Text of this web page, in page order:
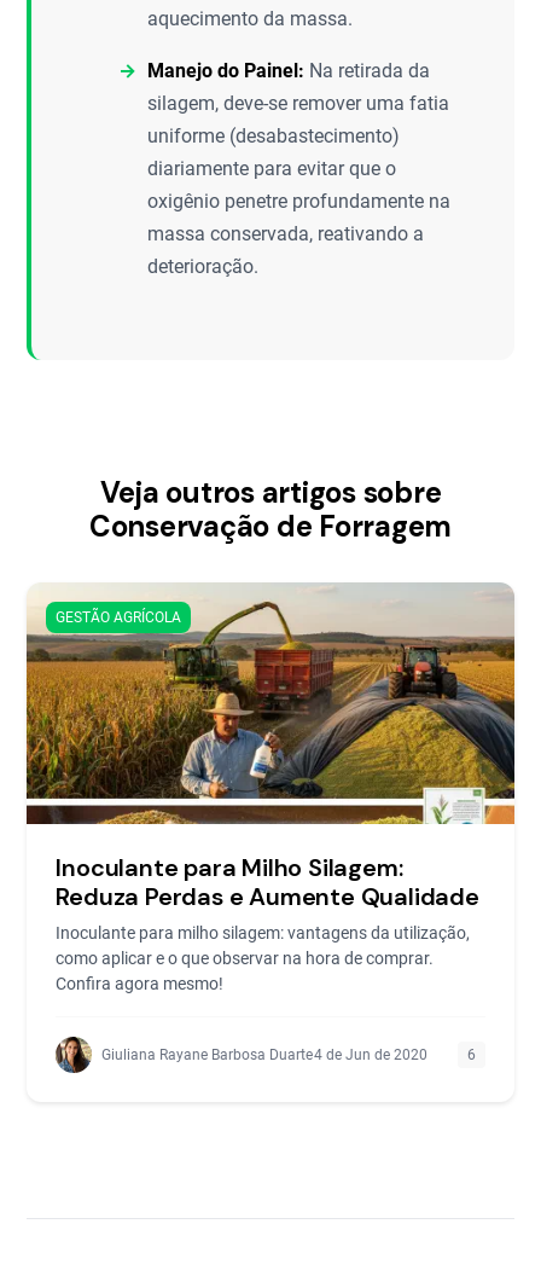
aquecimento da massa.
Manejo do Painel: Na retirada da
silagem, deve-se remover uma fatia
uniforme (desabastecimento)
diariamente para evitar que o
oxigênio penetre profundamente na
massa conservada, reativando a
deterioração.
Veja outros artigos sobre
Conservação de Forragem
GESTÃO AGRÍCOLA
Inoculante para Milho Silagem:
Reduza Perdas e Aumente Qualidade
Inoculante para milho silagem: vantagens da utilização,
como aplicar e o que observar na hora de comprar.
Confira agora mesmo!
Giuliana Rayane Barbosa Duarte4 de Jun de 2020 6